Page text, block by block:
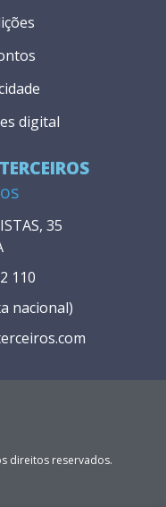
35
110
nacional)
digital
direitos reservados.